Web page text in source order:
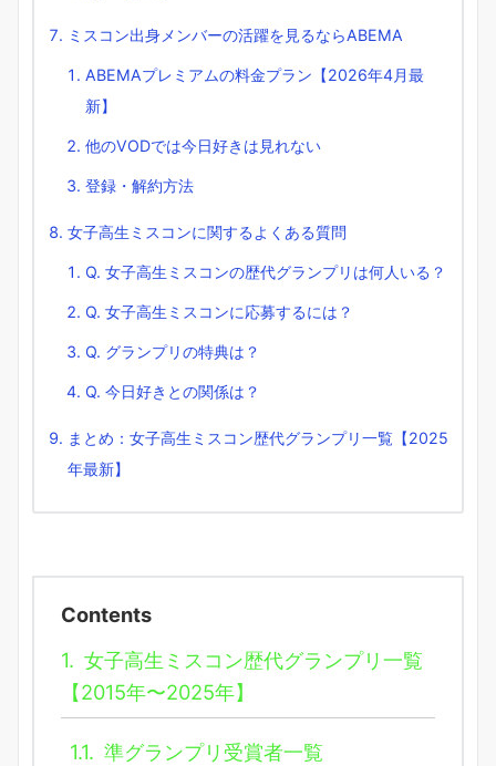
ミスコン出身メンバーの活躍を見るならABEMA
ABEMAプレミアムの料金プラン【2026年4月最
新】
他のVODでは今日好きは見れない
登録・解約方法
女子高生ミスコンに関するよくある質問
Q. 女子高生ミスコンの歴代グランプリは何人いる？
Q. 女子高生ミスコンに応募するには？
Q. グランプリの特典は？
Q. 今日好きとの関係は？
まとめ：女子高生ミスコン歴代グランプリ一覧【2025
年最新】
Contents
1. 女子高生ミスコン歴代グランプリ一覧
【2015年〜2025年】
1.1. 準グランプリ受賞者一覧